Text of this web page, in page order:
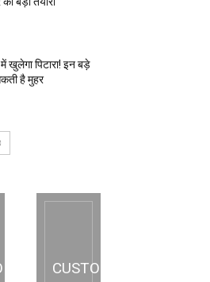
खुलेगा पिटारा! इन बड़े
है मुहर
CUSTOM